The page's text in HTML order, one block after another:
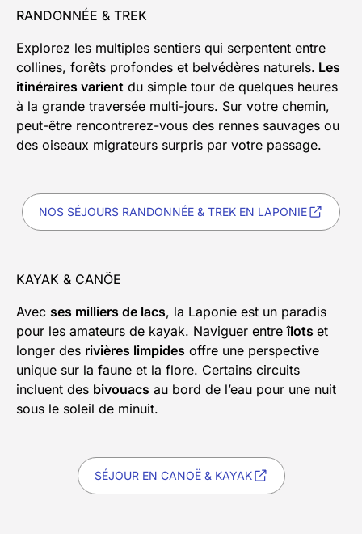
RANDONNÉE & TREK
Explorez les multiples sentiers qui serpentent entre
collines, forêts profondes et belvédères naturels. Les
itinéraires varient du simple tour de quelques heures
à la grande traversée multi-jours. Sur votre chemin,
peut-être rencontrerez-vous des rennes sauvages ou
des oiseaux migrateurs surpris par votre passage.
NOS SÉJOURS RANDONNÉE & TREK EN LAPONIE
KAYAK & CANÖE
Avec ses milliers de lacs, la Laponie est un paradis
pour les amateurs de kayak. Naviguer entreîlots et
longer des rivières limpides offre une perspective
unique sur la faune et la flore. Certains circuits
incluent des bivouacs au bord de l’eau pour une nuit
sous le soleil de minuit.
SÉJOUR EN CANOË & KAYAK